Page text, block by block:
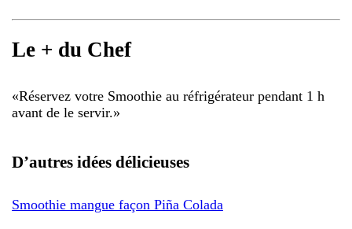
Le + du Chef
«Réservez votre Smoothie au réfrigérateur pendant 1 h
avant de le servir.»
D’autres idées délicieuses
Smoothie mangue façon Piña Colada